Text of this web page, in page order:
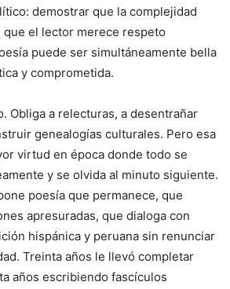
demostrar que la complejidad
que el lector merece respeto
puede ser simultáneamente bella
y comprometida.
Obliga a relecturas, a desentrañar
genealogías culturales. Pero esa
virtud en época donde todo se
y se olvida al minuto siguiente.
poesía que permanece, que
apresuradas, que dialoga con
hispánica y peruana sin renunciar
Treinta años le llevó completar
años escribiendo fascículos